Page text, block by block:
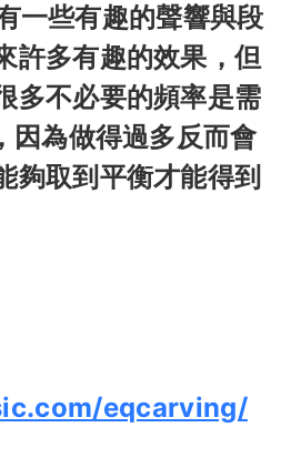
一些有趣的聲響與段
許多有趣的效果，但
多不必要的頻率是需
因為做得過多反而會
夠取到平衡才能得到
eqcarving/